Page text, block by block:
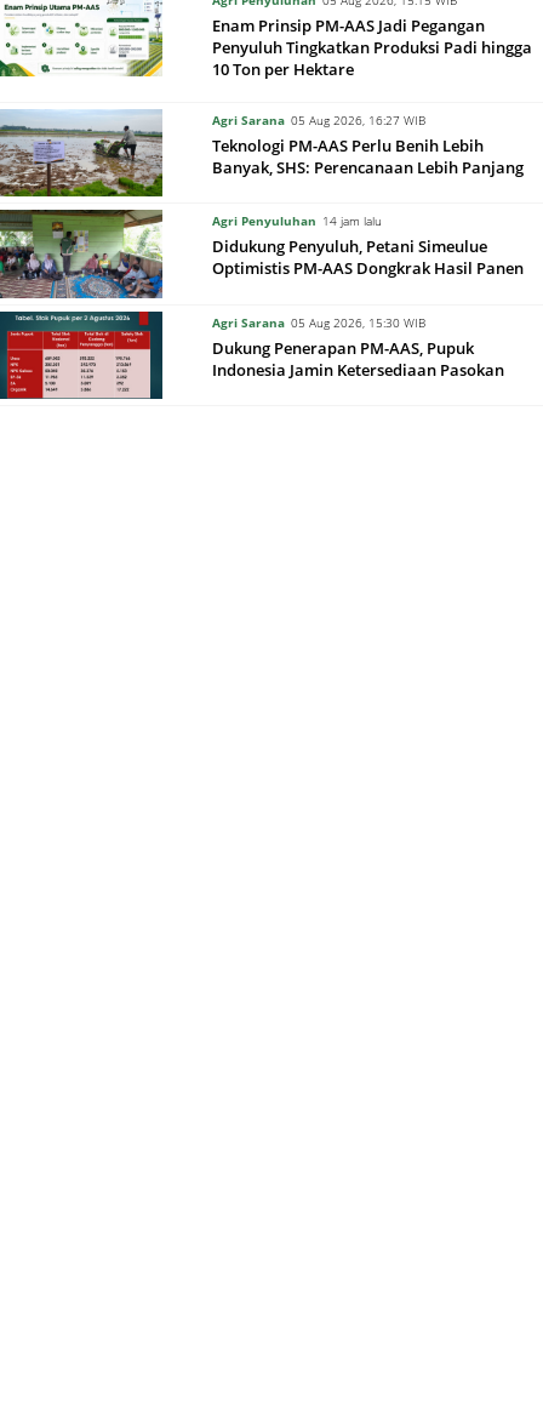
Enam Prinsip PM-AAS Jadi Pegangan
Penyuluh Tingkatkan Produksi Padi hingga
10 Ton per Hektare
Agri Sarana 05 Aug 2026, 16:27 WIB
Teknologi PM-AAS Perlu Benih Lebih
Banyak, SHS: Perencanaan Lebih Panjang
Agri Penyuluhan 14 jam lalu
Didukung Penyuluh, Petani Simeulue
Optimistis PM-AAS Dongkrak Hasil Panen
Agri Sarana 05 Aug 2026, 15:30 WIB
Dukung Penerapan PM-AAS, Pupuk
Indonesia Jamin Ketersediaan Pasokan